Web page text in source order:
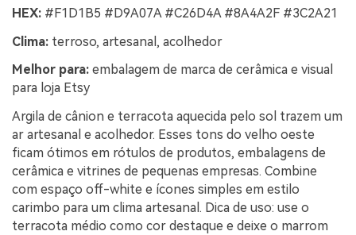
HEX: #F1D1B5 #D9A07A #C26D4A #8A4A2F #3C2A21
Clima: terroso, artesanal, acolhedor
Melhor para: embalagem de marca de cerâmica e visual
para loja Etsy
Argila de cânion e terracota aquecida pelo sol trazem um
ar artesanal e acolhedor. Esses tons do velho oeste
ficam ótimos em rótulos de produtos, embalagens de
cerâmica e vitrines de pequenas empresas. Combine
com espaço off-white e ícones simples em estilo
carimbo para um clima artesanal. Dica de uso: use o
terracota médio como cor destaque e deixe o marrom